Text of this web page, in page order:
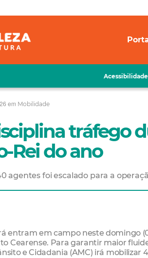
em Mobilidade
tráfego
Rei do ano
agentes foi escalado para a
entram em campo neste domingo
Cearense. Para garantir maior
e Cidadania (AMC) irá